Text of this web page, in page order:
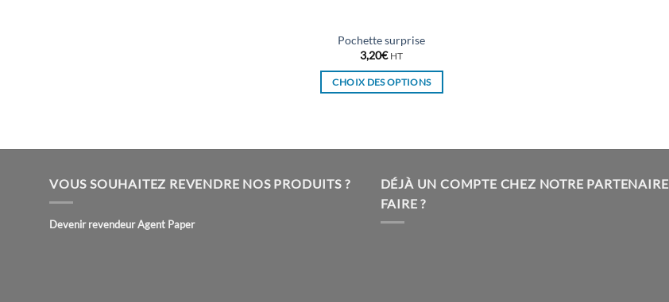
Pochette surprise
3,20€ HT
CHOIX DES OPTIONS
variations.
Les
options
VOUS SOUHAITEZ REVENDRE NOS PRODUITS ?
Devenir revendeur Agent Paper
DÉJÀ UN COMPTE CHEZ NOTRE PARTENAIRE
FAIRE ?